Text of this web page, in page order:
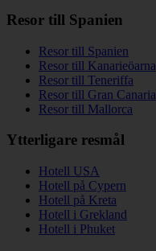
Resor till Spanien
Resor till Spanien
Resor till Kanarieöarna
Resor till Teneriffa
Resor till Gran Canaria
Resor till Mallorca
Ytterligare resmål
Hotell USA
Hotell på Cypern
Hotell på Kreta
Hotell i Grekland
Hotell i Phuket